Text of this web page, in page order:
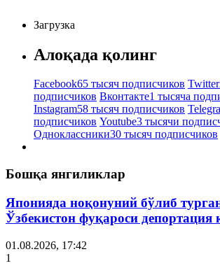
Загрузка
Алоқада қолинг
Facebook65 тысяч подписчиков Twitter
подписчиков Вконтакте1 тысяча
Instagram58 тысяч подписчиков
подписчиков Youtube3 тысячи
Одноклассники30 тысяч подписчиков
Бошқа янгиликлар
Японияда ноқонуний бўлиб
Ўзбекистон фуқароси депортация
01.08.2026, 17:42
1